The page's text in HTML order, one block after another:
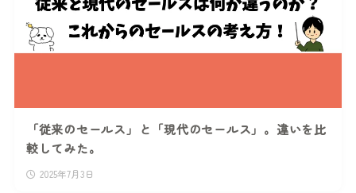
「従来のセールス」と「現代のセールス」。違いを比
較してみた。
2025年7月3日